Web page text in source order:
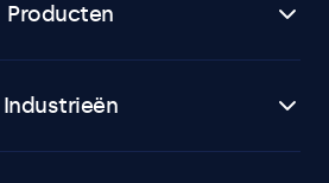
Producten
Industrieën